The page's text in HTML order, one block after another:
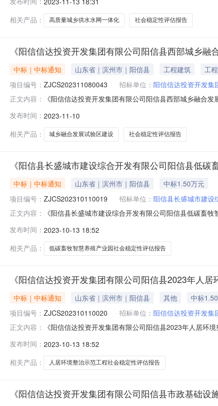
公司中选价格：1.5万元项目申请单位：阳信信达投资开
相关产品：
高质量城乡供水水网一体化 社会稳定性评估报告
《阳信信达投资开发集团有限公司阳信县西部城乡
中标｜中标通知 山东省｜滨州市｜阳信县 工程建筑
工程
项目编号： ZJCS202311080043 招标单位： 阳信信达投资开发集
正文内容：
《阳信信达投资开发集团有限公司阳信县西部城乡融合
格：1.5万元项目申请单位：阳信信达投资开发集团有限
发布时间： 2023-11-10
相关产品：
城乡融合发展试验区建设 社会稳定性评估报告
《阳信县长盛城市建设综合开发有限公司阳信县低
中标｜中标通知 山东省｜滨州市｜阳信县
中标1.50万元
项目编号： ZJCS202310110019 招标单位： 阳信县长盛城市建设
正文内容：
《阳信县长盛城市建设综合开发有限公司阳信县低碳畜
万元项目申请单位：阳信县长盛城市建设综合开发有限
发布时间： 2023-10-13 18:52
相关产品：
低碳畜牧智慧养殖产业园社会稳定性评估报告
《阳信信达投资开发集团有限公司阳信县2023年人
中标｜中标通知 山东省｜滨州市｜阳信县 其他
中标
项目编号： ZJCS202310110020 招标单位： 阳信信达投资开发集
正文内容：
《阳信信达投资开发集团有限公司阳信县2023年人居环
元项目申请单位：阳信信达投资开发集团有限公司联系
发布时间： 2023-10-13 18:52
相关产品：
人居环境整治示范工程社会稳定性评估报告
《阳信信达投资开发集团有限公司阳信县市政基础